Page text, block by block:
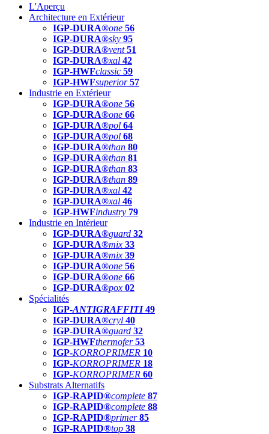
L'Aperçu
Architecture en Extérieur
IGP-DURA®one 56
IGP-DURA®sky 95
IGP-DURA®vent 51
IGP-DURA®xal 42
IGP-HWFclassic 59
IGP-HWFsuperior 57
Industrie en Extérieur
IGP-DURA®one 56
IGP-DURA®one 66
IGP-DURA®pol 64
IGP-DURA®pol 68
IGP-DURA®than 80
IGP-DURA®than 81
IGP-DURA®than 83
IGP-DURA®than 89
IGP-DURA®xal 42
IGP-DURA®xal 46
IGP-HWFindustry 79
Industrie en Intérieur
IGP-DURA®guard 32
IGP-DURA®mix 33
IGP-DURA®mix 39
IGP-DURA®one 56
IGP-DURA®one 66
IGP-DURA®pox 02
Spécialités
IGP-ANTIGRAFFITI49
IGP-DURA®cryl 40
IGP-DURA®guard 32
IGP-HWFthermofer 53
IGP-KORROPRIMER 10
IGP-KORROPRIMER 18
IGP-KORROPRIMER 60
Substrats Alternatifs
IGP-RAPID®complete 87
IGP-RAPID®complete 88
IGP-RAPID®primer 85
IGP-RAPID®top 38